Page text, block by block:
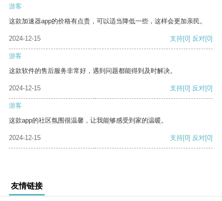
游客
这款加速器app的价格有点贵，可以适当降低一些，这样会更加亲民。
2024-12-15 支持[0] 反对[0]
游客
这款软件的售后服务非常好，遇到问题都能得到及时解决。
2024-12-15 支持[0] 反对[0]
游客
这款app的社区氛围很温馨，让我能够感受到家的温暖。
2024-12-15 支持[0] 反对[0]
友情链接